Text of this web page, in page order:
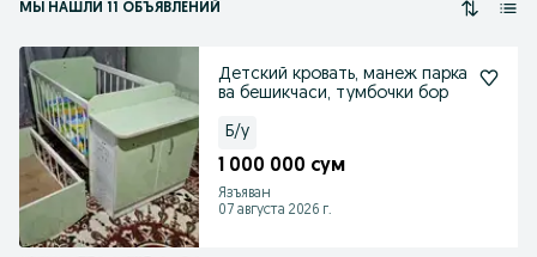
МЫ НАШЛИ 11 ОБЪЯВЛЕНИЙ
Детский кровать, манеж парка
ва бешикчаси, тумбочки бор
Б/у
1 000 000 сум
Язъяван
07 августа 2026 г.